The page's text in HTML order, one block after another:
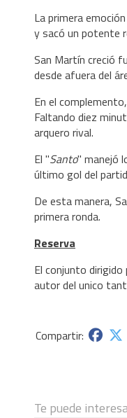
La primera
y sacó un potente
San Martín creció
desde afuera del
En el
Faltando diez
arquero rival.
El "Santo" manejó
último gol del
De esta manera,
primera ronda.
Reserva
El conjunto dirigido
autor del unico
Te puede